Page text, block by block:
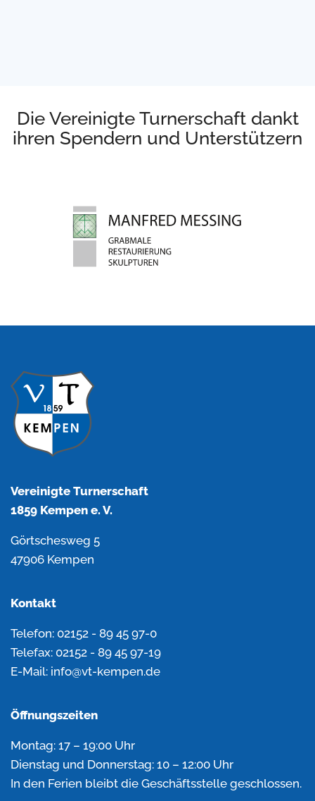
Die Vereinigte Turnerschaft dankt
ihren Spendern und Unterstützern
Vereinigte Turnerschaft
1859 Kempen e. V.
Görtschesweg 5
47906 Kempen
Kontakt
Telefon: 02152 - 89 45 97-0
Telefax: 02152 - 89 45 97-19
E-Mail: info@vt-kempen.de
Öffnungszeiten
Montag: 17 – 19:00 Uhr
Dienstag und Donnerstag: 10 – 12:00 Uhr
In den Ferien bleibt die Geschäftsstelle geschlossen.